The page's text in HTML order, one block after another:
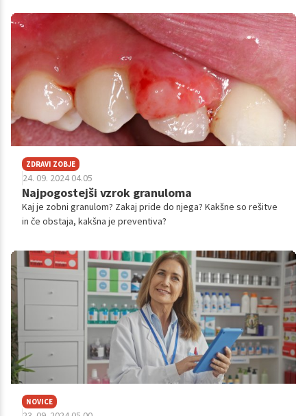
zdravimo pravočasno, lahko napreduje do točke, ko povzroči
izgubo zob ali vpliva na splošno zdravje.
ZDRAVI ZOBJE
24. 09. 2024 04.05
Najpogostejši vzrok granuloma
Kaj je zobni granulom? Zakaj pride do njega? Kakšne so rešitve
in če obstaja, kakšna je preventiva?
NOVICE